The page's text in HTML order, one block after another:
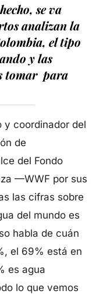
se va
analizan la
el tipo
y las
tomar para
y coordinador del
de
del Fondo
—WWF por sus
las cifras sobre
del mundo es
habla de cuán
el 69% está en
es agua
lo que vemos